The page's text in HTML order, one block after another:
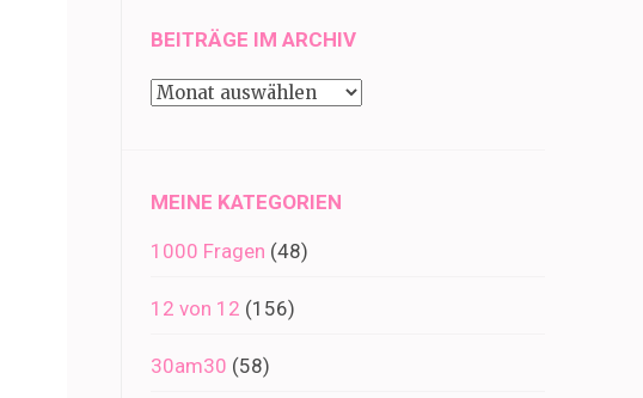
BEITRÄGE IM ARCHIV
Beiträge
MEINE KATEGORIEN
1000 Fragen (48)
12 von 12 (156)
30am30 (58)